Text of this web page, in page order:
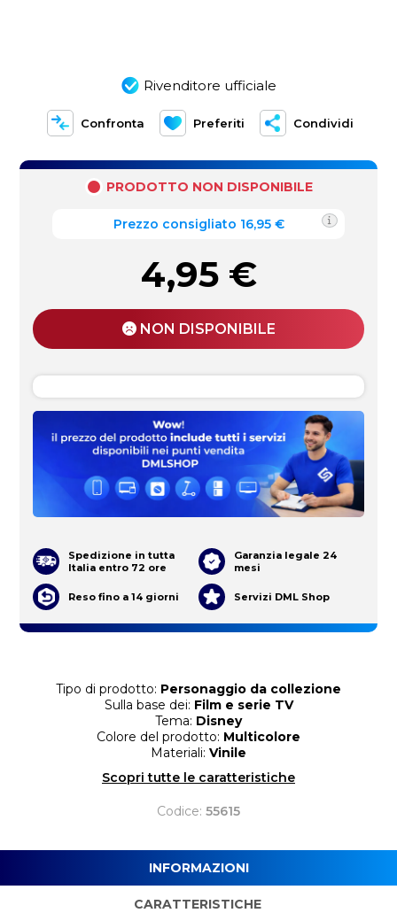
Rivenditore ufficiale
Confronta Preferiti Condividi
Tipo di prodotto: Personaggio da collezione
Sulla base dei: Film e serie TV
Tema: Disney
Colore del prodotto: Multicolore
Materiali: Vinile
Scopri tutte le caratteristiche
Codice: 55615
PRODOTTO NON DISPONIBILE
Prezzo consigliato 16,95 €
4,95 €
NON DISPONIBILE
Spedizione in tutta
Italia entro 72 ore
Garanzia legale 24
mesi
Reso fino a 14 giorni Servizi DML Shop
INFORMAZIONI
CARATTERISTICHE